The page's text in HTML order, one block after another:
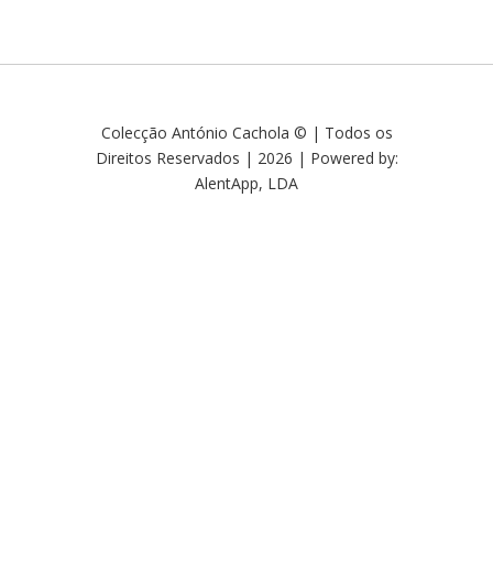
Colecção António Cachola © | Todos os
Direitos Reservados | 2026 | Powered by:
AlentApp, LDA